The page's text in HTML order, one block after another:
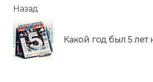
читать
еще
Назад
Какой год был 5 лет